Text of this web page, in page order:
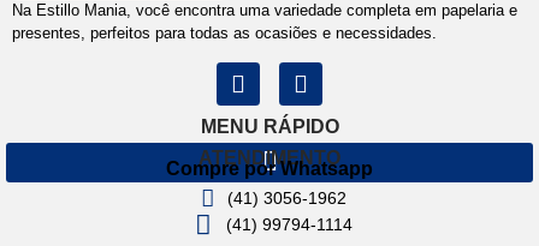
Na Estillo Mania, você encontra uma variedade completa em papelaria e
presentes, perfeitos para todas as ocasiões e necessidades.
MENU RÁPIDO
ATENDIMENTO
Compre por Whatsapp
(41) 3056-1962
(41) 99794-1114